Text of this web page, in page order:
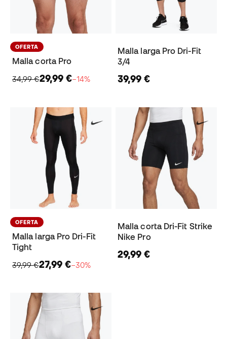
OFERTA
Malla corta Pro
34,99 €29,99 €−14%
Malla larga Pro Dri-Fit
3/4
39,99 €
OFERTA
Malla larga Pro Dri-Fit
Tight
39,99 €27,99 €−30%
Malla corta Dri-Fit Strike
Nike Pro
29,99 €